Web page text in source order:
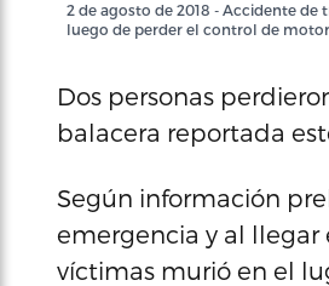
2 de agosto de 2018 - Accidente
luego de perder el control de
Dos personas
balacera reportada
Según información
emergencia y al llegar
víctimas murió en el